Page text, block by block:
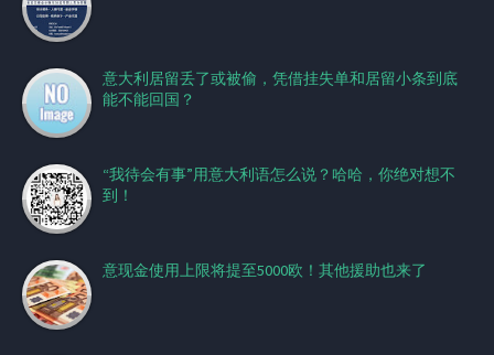
意大利居留丢了或被偷，凭借挂失单和居留小条到底
能不能回国？
“我待会有事”用意大利语怎么说？哈哈，你绝对想不
到！
意现金使用上限将提至5000欧！其他援助也来了